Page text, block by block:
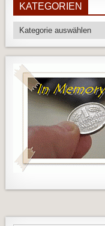
KATEGORIEN
Kategorien